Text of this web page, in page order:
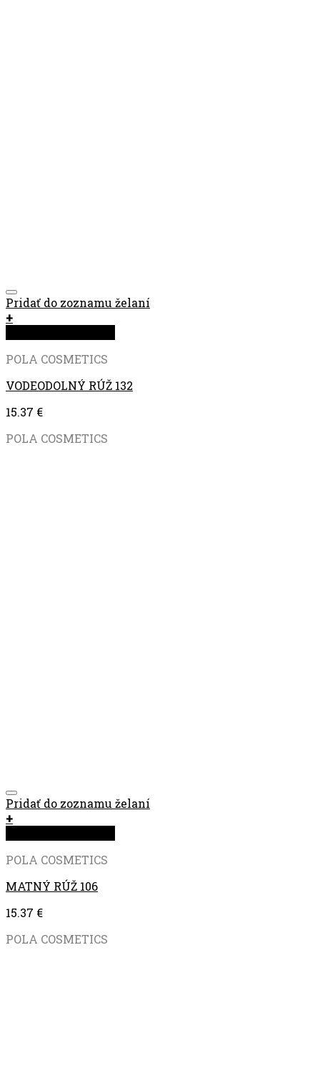
Pridať do zoznamu želaní
+
POLA COSMETICS
VODEODOLNÝ RÚŽ 132
15.37 €
POLA COSMETICS
Pridať do zoznamu želaní
+
POLA COSMETICS
MATNÝ RÚŽ 106
15.37 €
POLA COSMETICS